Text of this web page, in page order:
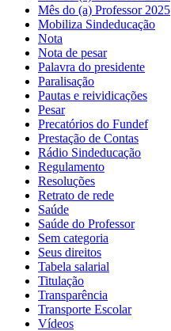
Mês do (a) Professor 2025
Mobiliza Sindeducação
Nota
Nota de pesar
Palavra do presidente
Paralisação
Pautas e reividicações
Pesar
Precatórios do Fundef
Prestação de Contas
Rádio Sindeducação
Regulamento
Resoluções
Retrato de rede
Saúde
Saúde do Professor
Sem categoria
Seus direitos
Tabela salarial
Titulação
Transparência
Transporte Escolar
Vídeos